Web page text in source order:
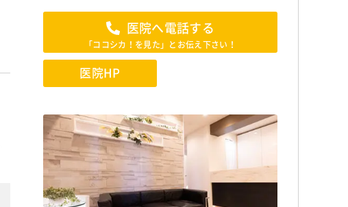
医院へ電話する
「ココシカ！を見た」とお伝え下さい！
医院HP